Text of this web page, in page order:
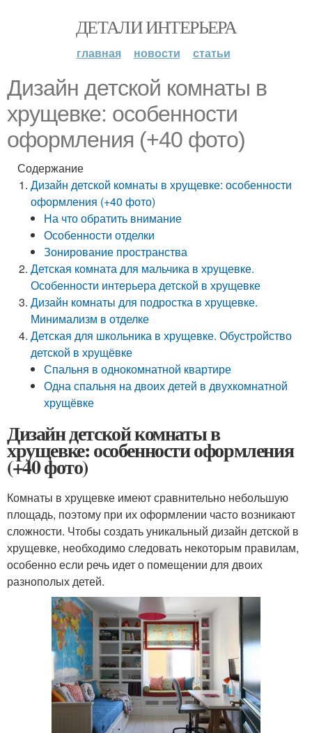
ДЕТАЛИ ИНТЕРЬЕРА
главная новости статьи
Дизайн детской комнаты в
хрущевке: особенности
оформления (+40 фото)
Содержание
Дизайн детской комнаты в хрущевке: особенности
оформления (+40 фото)
На что обратить внимание
Особенности отделки
Зонирование пространства
Детская комната для мальчика в хрущевке.
Особенности интерьера детской в хрущевке
Дизайн комнаты для подростка в хрущевке.
Минимализм в отделке
Детская для школьника в хрущевке. Обустройство
детской в хрущёвке
Спальня в однокомнатной квартире
Одна спальня на двоих детей в двухкомнатной
хрущёвке
Дизайн детской комнаты в
хрущевке: особенности оформления
(+40 фото)
Комнаты в хрущевке имеют сравнительно небольшую
площадь, поэтому при их оформлении часто возникают
сложности. Чтобы создать уникальный дизайн детской в
хрущевке, необходимо следовать некоторым правилам,
особенно если речь идет о помещении для двоих
разнополых детей.